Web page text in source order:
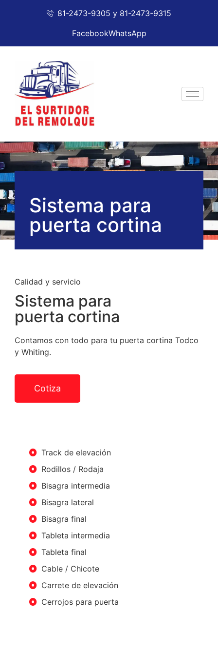
81-2473-9305 y 81-2473-9315
FacebookWhatsApp
Sistema para
puerta cortina
Calidad y servicio
Sistema para
puerta cortina
Contamos con todo para tu puerta cortina Todco
y Whiting.
Cotiza
Track de elevación
Rodillos / Rodaja
Bisagra intermedia
Bisagra lateral
Bisagra final
Tableta intermedia
Tableta final
Cable / Chicote
Carrete de elevación
Cerrojos para puerta